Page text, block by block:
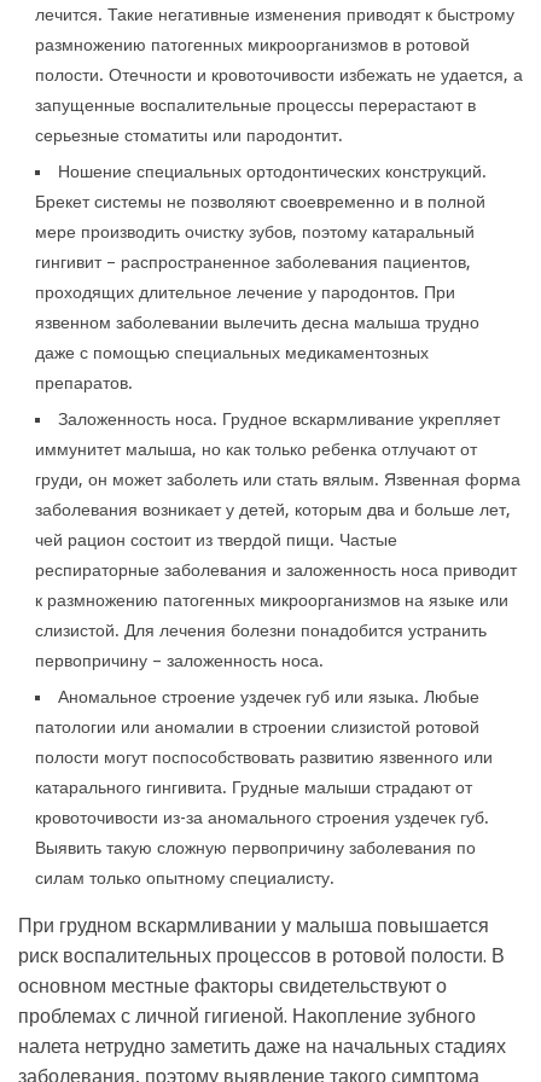
лечится. Такие негативные изменения приводят к быстрому
размножению патогенных микроорганизмов в ротовой
полости. Отечности и кровоточивости избежать не удается, а
запущенные воспалительные процессы перерастают в
серьезные стоматиты или пародонтит.
Ношение специальных ортодонтических конструкций.
Брекет системы не позволяют своевременно и в полной
мере производить очистку зубов, поэтому катаральный
гингивит – распространенное заболевания пациентов,
проходящих длительное лечение у пародонтов. При
язвенном заболевании вылечить десна малыша трудно
даже с помощью специальных медикаментозных
препаратов.
Заложенность носа. Грудное вскармливание укрепляет
иммунитет малыша, но как только ребенка отлучают от
груди, он может заболеть или стать вялым. Язвенная форма
заболевания возникает у детей, которым два и больше лет,
чей рацион состоит из твердой пищи. Частые
респираторные заболевания и заложенность носа приводит
к размножению патогенных микроорганизмов на языке или
слизистой. Для лечения болезни понадобится устранить
первопричину – заложенность носа.
Аномальное строение уздечек губ или языка. Любые
патологии или аномалии в строении слизистой ротовой
полости могут поспособствовать развитию язвенного или
катарального гингивита. Грудные малыши страдают от
кровоточивости из-за аномального строения уздечек губ.
Выявить такую сложную первопричину заболевания по
силам только опытному специалисту.
При грудном вскармливании у малыша повышается
риск воспалительных процессов в ротовой полости. В
основном местные факторы свидетельствуют о
проблемах с личной гигиеной. Накопление зубного
налета нетрудно заметить даже на начальных стадиях
заболевания, поэтому выявление такого симптома